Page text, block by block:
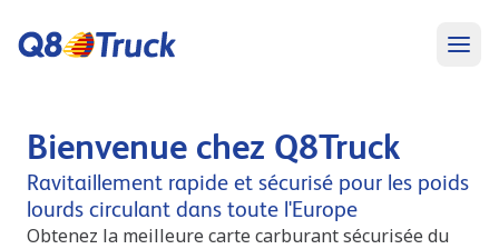
Bienvenue chez Q8Truck
Ravitaillement rapide et sécurisé pour les poids
lourds circulant dans toute l'Europe
Obtenez la meilleure carte carburant sécurisée du